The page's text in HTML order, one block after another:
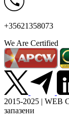
+35621358073
We Are Certified
2015-2025 | WEB
запазени